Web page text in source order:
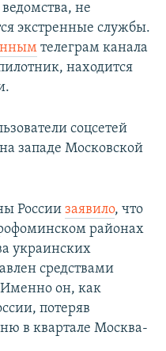
не
экстренные службы.
телеграм канала
находится
соцсетей
западе Московской
России заявило, что
районах
украинских
средствами
он, как
потеряв
в квартале Москва-